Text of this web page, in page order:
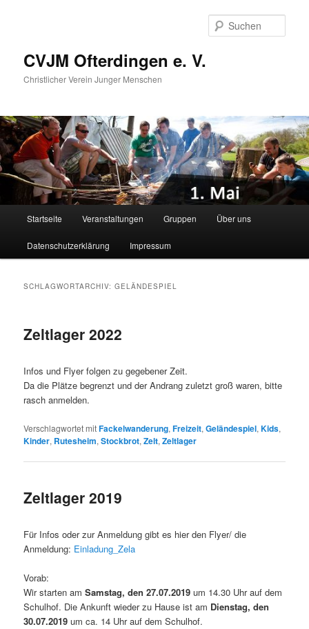
CVJM Ofterdingen e. V.
Christlicher Verein Junger Menschen
Startseite Veranstaltungen Gruppen Über uns
Datenschutzerklärung Impressum
SCHLAGWORTARCHIV:GELÄNDESPIEL
Zeltlager 2022
Infos und Flyer folgen zu gegebener Zeit.
Da die Plätze begrenzt und der Andrang zuletzt groß waren, bitte
rasch anmelden.
Verschlagwortet mitFackelwanderung,Freizeit,Geländespiel,Kids,
Kinder, Rutesheim,Stockbrot,Zelt,Zeltlager
Zeltlager 2019
Für Infos oder zur Anmeldung gibt es hier den Flyer/ die
Anmeldung: Einladung_Zela
Vorab:
Wir starten amSamstag, den 27.07.2019 um 14.30 Uhr auf dem
Schulhof. Die Ankunft wieder zu Hause ist am Dienstag, den
30.07.2019 um ca. 14 Uhr auf dem Schulhof.